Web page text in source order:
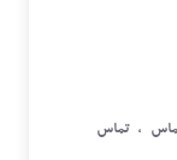
، تماس